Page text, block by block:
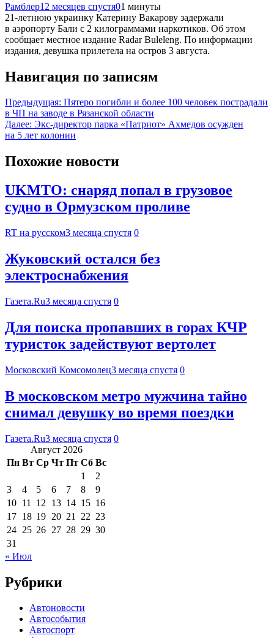
Рамблер12 месяцев спустя01 минуты
21-летнюю украинку Катерину Вакарову задержали
в аэропорту Бали с 2 килограммами наркотиков. Об этом
сообщает местное издание Radar Buleleng. По информации
издания, девушка прилетела на остров 3 августа.
Навигация по записям
Предыдущая: Пятеро погибли и более 100 человек пострадали
в ЧП на заводе в Рязанской области
Далее: Экс-директор парка «Патриот» Ахмедов осужден
на 5 лет колонии
Похожие новости
UKMTO: снаряд попал в грузовое
судно в Ормузском проливе
RT на русском3 месяца спустя 0
Жуковский остался без
электроснабжения
Газета.Ru3 месяца спустя 0
Для поиска пропавших в горах КЧР
туристок задействуют вертолет
Московский Комсомолец3 месяца спустя 0
В московском метро мужчина тайно
снимал девушку во время поездки
Газета.Ru3 месяца спустя 0
Август 2026
Пн Вт Ср Чт Пт Сб Вс
1
2
3
4 5 6 7 8
9
10 11 12 13 14 15 16
17 18 19 20 21 22 23
24 25 26 27 28 29 30
31
« Июл
Рубрики
Автоновости
Автособытия
Автоспорт